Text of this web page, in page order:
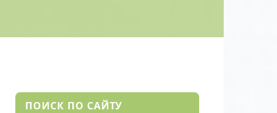
ПОИСК ПО САЙТУ